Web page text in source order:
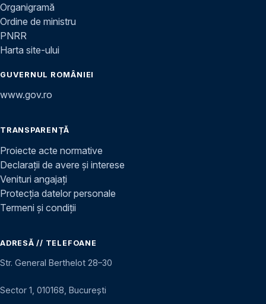
Organigramă
Ordine de ministru
PNRR
Harta site-ului
GUVERNUL ROMÂNIEI
www.gov.ro
TRANSPARENȚĂ
Proiecte acte normative
Declarații de avere și interese
Venituri angajați
Protecția datelor personale
Termeni și condiții
ADRESĂ // TELEFOANE
Str. General Berthelot 28–30
Sector 1, 010168, București